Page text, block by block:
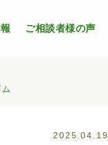
ご相談者様の声
2025.04.19